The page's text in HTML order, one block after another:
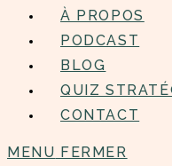
À PROPOS
PODCAST
BLOG
QUIZ
CONTACT
MENU FERMER